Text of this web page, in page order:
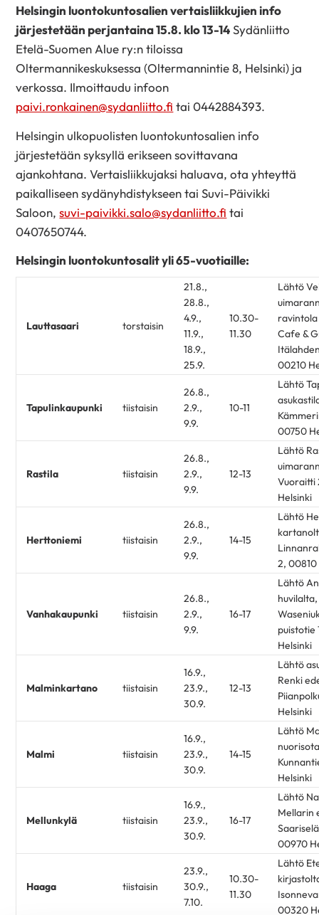
Helsingin luontokuntosalien vertaisliikkujien info
järjestetään perjantaina 15.8. klo 13-14Sydänliitto
Etelä-Suomen Alue ry:n tiloissa
Oltermannikeskuksessa (Oltermannintie 8, Helsinki) ja
verkossa. Ilmoittaudu infoon
paivi.ronkainen@sydanliitto.fi tai 0442884393.
Helsingin ulkopuolisten luontokuntosalien info
järjestetään syksyllä erikseen sovittavana
ajankohtana. Vertaisliikkujaksi haluava, ota yhteyttä
paikalliseen sydänyhdistykseen tai Suvi-Päivikki
Saloon,suvi-paivikki.salo@sydanliitto.fi tai
0407650744.
Helsingin luontokuntosalit yli 65-vuotiaille:
Lauttasaari torstaisin
21.8.,
28.8.,
4.9.,
11.9.,
18.9.,
25.9.
10.30-
11.30
Lähtö
ravintola
Cafe &
00210
Tapulinkaupunki tiistaisin
26.8.,
2.9.,
9.9.
10-11
Lähtö
00750
Rastila tiistaisin
26.8.,
2.9.,
9.9.
12-13
Lähtö
Vuoraitti
Helsinki
Herttoniemi tiistaisin
26.8.,
2.9.,
9.9.
14-15
Lähtö
2, 00810
Vanhakaupunki tiistaisin
26.8.,
2.9.,
9.9.
16-17
Lähtö
huvilalta,
puistotie
Helsinki
Malminkartano tiistaisin
16.9.,
23.9.,
30.9.
12-13
Lähtö
Renki
Helsinki
Malmi tiistaisin
16.9.,
23.9.,
30.9.
14-15
Lähtö
Helsinki
Mellunkylä tiistaisin
16.9.,
23.9.,
30.9.
16-17
Lähtö
Mellarin
00970
Haaga tiistaisin
23.9.,
30.9.,
7.10.
10.30-
11.30
Lähtö
00320